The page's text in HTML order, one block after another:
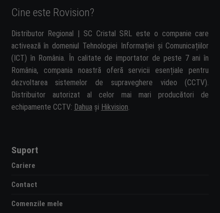
Cine este Rovision?
Distributor Regional | SC Cristal SRL este o companie care
activează în domeniul Tehnologiei Informației și Comunicațiilor
(ICT) în România. În calitate de importator de peste 7 ani în
România, compania noastră oferă servicii esențiale pentru
dezvoltarea sistemelor de supraveghere video (CCTV).
Distribuitor autorizat al celor mai mari producători de
echipamente CCTV: Dahua și Hikvision.
Suport
Cariere
Contact
Comenzile mele